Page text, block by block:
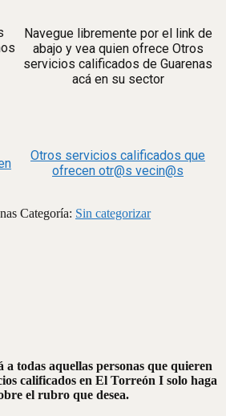
Navegue libremente por el link de
abajo y vea quien ofrece Otros
servicios calificados de Guarenas
acá en su sector
Otros servicios calificados que
ofrecen otr@s vecin@s
Categoría: Sin categorizar
a todas aquellas personas que quieren
calificados en El Torreón I solo haga
el rubro que desea.